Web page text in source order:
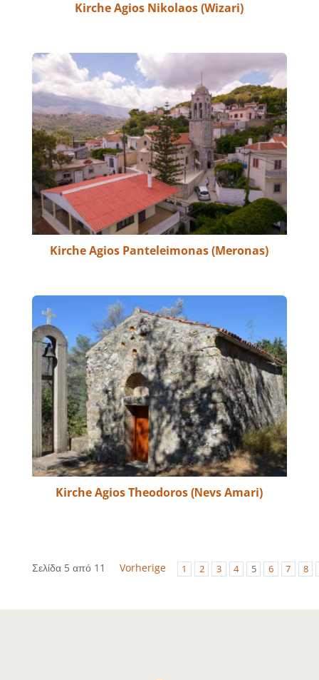
Kirche Agios Nikolaos (Wizari)
Kirche Agios Panteleimonas (Meronas)
Kirche Agios Theodoros (Νevs Amari)
Σελίδα 5 από 11 Vorherige 1 2 3 4 5 6 7 8